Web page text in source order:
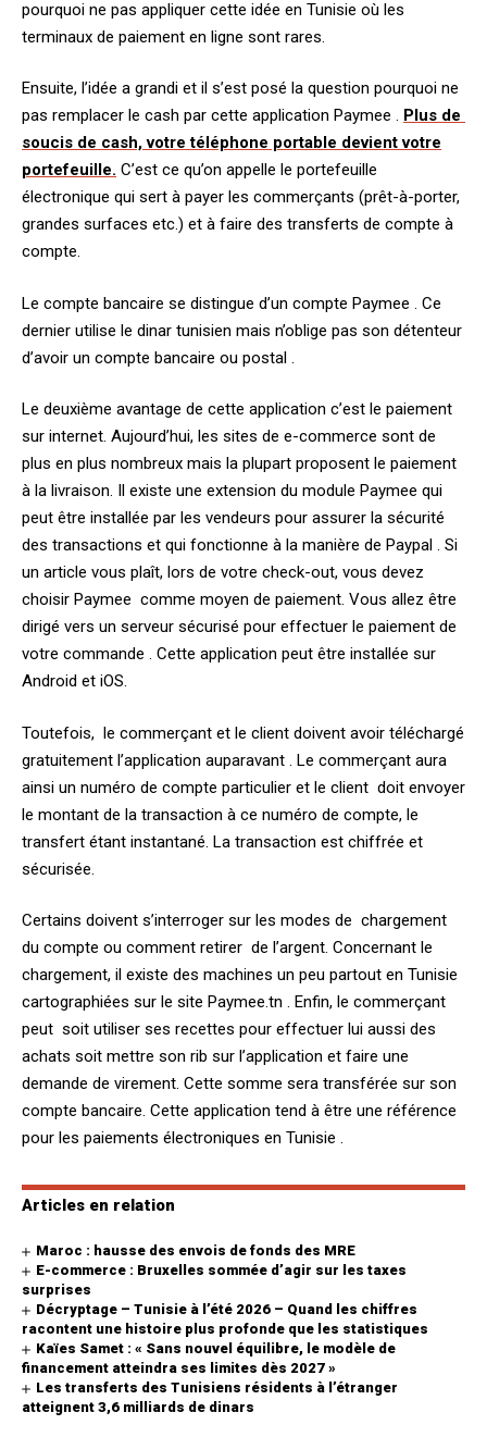
pourquoi ne pas appliquer cette idée en Tunisie où les
terminaux de paiement en ligne sont rares.
Ensuite, l’idée a grandi et il s’est posé la question pourquoi ne
pas remplacer le cash par cette application Paymee . Plus de
soucis de cash, votre téléphone portable devient votre
portefeuille. C’est ce qu’on appelle le portefeuille
électronique qui sert à payer les commerçants (prêt-à-porter,
grandes surfaces etc.) et à faire des transferts de compte à
compte.
Le compte bancaire se distingue d’un compte Paymee . Ce
dernier utilise le dinar tunisien mais n’oblige pas son détenteur
d’avoir un compte bancaire ou postal .
Le deuxième avantage de cette application c’est le paiement
sur internet. Aujourd’hui, les sites de e-commerce sont de
plus en plus nombreux mais la plupart proposent le paiement
à la livraison. Il existe une extension du module Paymee qui
peut être installée par les vendeurs pour assurer la sécurité
des transactions et qui fonctionne à la manière de Paypal . Si
un article vous plaît, lors de votre check-out, vous devez
choisir Paymee comme moyen de paiement. Vous allez être
dirigé vers un serveur sécurisé pour effectuer le paiement de
votre commande . Cette application peut être installée sur
Android et iOS.
Toutefois, le commerçant et le client doivent avoir téléchargé
gratuitement l’application auparavant . Le commerçant aura
ainsi un numéro de compte particulier et le client doit envoyer
le montant de la transaction à ce numéro de compte, le
transfert étant instantané. La transaction est chiffrée et
sécurisée.
Certains doivent s’interroger sur les modes de chargement
du compte ou comment retirer de l’argent. Concernant le
chargement, il existe des machines un peu partout en Tunisie
cartographiées sur le site Paymee.tn . Enfin, le commerçant
peut soit utiliser ses recettes pour effectuer lui aussi des
achats soit mettre son rib sur l’application et faire une
demande de virement. Cette somme sera transférée sur son
compte bancaire. Cette application tend à être une référence
pour les paiements électroniques en Tunisie .
Articles en relation
Maroc : hausse des envois de fonds des MRE
E-commerce : Bruxelles sommée d’agir sur les taxes
surprises
Décryptage – Tunisie à l’été 2026 – Quand les chiffres
racontent une histoire plus profonde que les statistiques
Kaïes Samet : « Sans nouvel équilibre, le modèle de
financement atteindra ses limites dès 2027 »
Les transferts des Tunisiens résidents à l’étranger
atteignent 3,6 milliards de dinars